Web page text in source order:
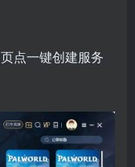
点一键创建服务